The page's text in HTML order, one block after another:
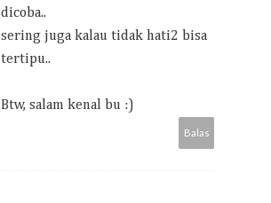
dicoba..
sering juga kalau tidak hati2 bisa
tertipu..
Btw, salam kenal bu :)
Balas